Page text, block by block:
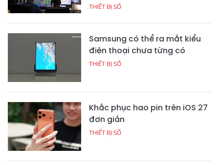
THIẾT BỊ SỐ
Samsung có thể ra mắt kiểu
điện thoại chưa từng có
THIẾT BỊ SỐ
Khắc phục hao pin trên iOS 27
đơn giản
THIẾT BỊ SỐ